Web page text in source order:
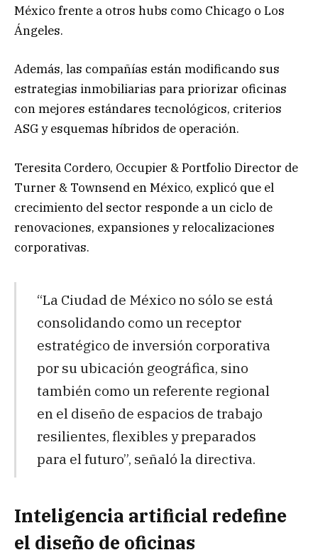
México frente a otros hubs como Chicago o Los
Ángeles.
Además, las compañías están modificando sus
estrategias inmobiliarias para priorizar oficinas
con mejores estándares tecnológicos, criterios
ASG y esquemas híbridos de operación.
Teresita Cordero, Occupier & Portfolio Director de
Turner & Townsend en México, explicó que el
crecimiento del sector responde a un ciclo de
renovaciones, expansiones y relocalizaciones
corporativas.
“La Ciudad de México no sólo se está
consolidando como un receptor
estratégico de inversión corporativa
por su ubicación geográfica, sino
también como un referente regional
en el diseño de espacios de trabajo
resilientes, flexibles y preparados
para el futuro”, señaló la directiva.
Inteligencia artificial redefine
el diseño de oficinas